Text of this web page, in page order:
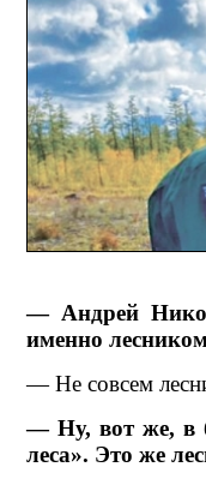
— Андрей
именно
— Не совсем
— Ну, вот же, в
леса». Это же